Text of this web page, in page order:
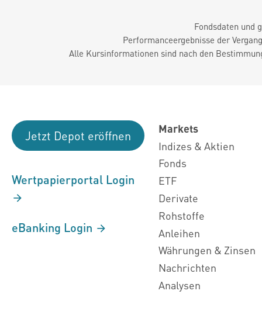
Fondsdaten und
Performanceergebnisse der
Alle Kursinformationen sind nach den
Jetzt Depot eröffnen
Wertpapierportal Login
eBanking Login
Markets
Indizes & Aktien
Fonds
ETF
Derivate
Rohstoffe
Anleihen
Währungen & Zinsen
Nachrichten
Analysen